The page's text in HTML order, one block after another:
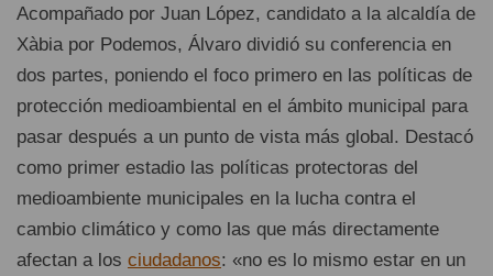
Acompañado por Juan López, candidato a la alcaldía de
Xàbia por Podemos, Álvaro dividió su conferencia en
dos partes, poniendo el foco primero en las políticas de
protección medioambiental en el ámbito municipal para
pasar después a un punto de vista más global. Destacó
como primer estadio las políticas protectoras del
medioambiente municipales en la lucha contra el
cambio climático y como las que más directamente
afectan a los ciudadanos: «no es lo mismo estar en un